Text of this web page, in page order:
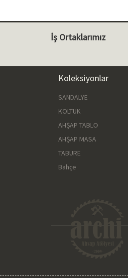
İş Ortaklarımız
Koleksiyonlar
SANDALYE
KOLTUK
AHŞAP TABLO
AHŞAP MASA
TABURE
Bahçe